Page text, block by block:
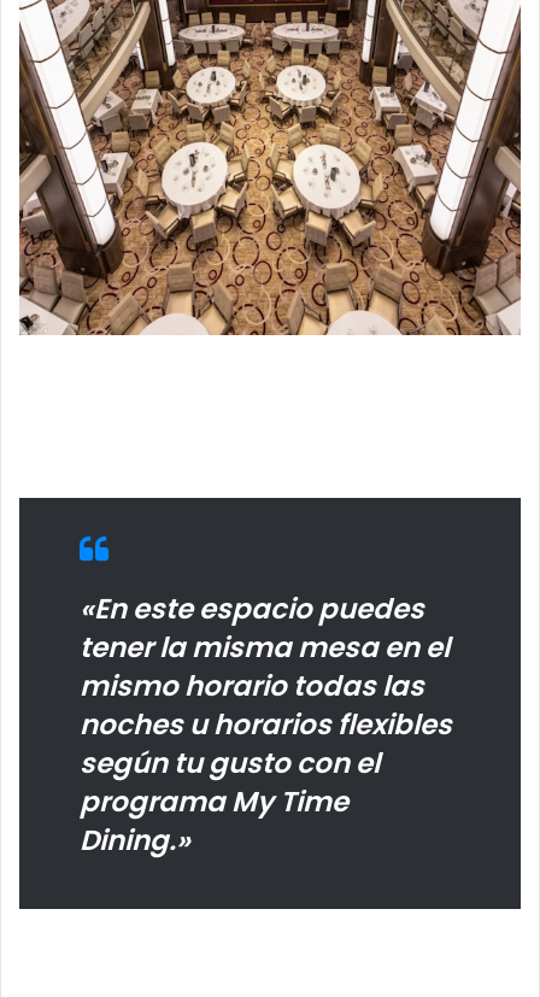
«En este espacio puedes
tener la misma mesa en el
mismo horario todas las
noches u horarios flexibles
según tu gusto con el
programa My Time
Dining.»